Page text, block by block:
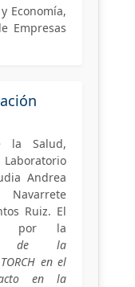
Economía,
Empresas
la Salud,
Andrea
Navarrete
Ruiz. El
por la
de la
en el
en la